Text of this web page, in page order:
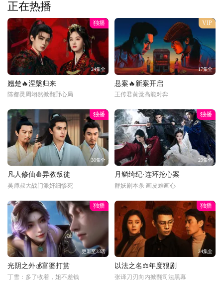
正在热播
独播
24集全
翘楚🔥涅槃归来
陈都灵周翊然掀翻野心局
VIP
17集全
悬案🔥新案开启
王传君黄觉高能对弈
独播
30集全
凡人修仙🩸异教叛徒
吴师叔大战门派奸细惨死
独播
29集全
月鳞绮纪·连环挖心案
群妖剧本杀 画皮难画心
独播
更新至33话
光阴之外💰富婆打赏
丁雪：多了收着，姐不差钱
独播
34集全
以法之名⚖️年度狠剧
张译刀刃向内掀翻司法黑幕